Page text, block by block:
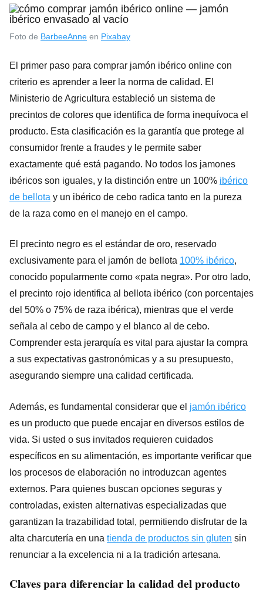
Foto de BarbeeAnne en Pixabay
El primer paso para comprar jamón ibérico online con
criterio es aprender a leer la norma de calidad. El
Ministerio de Agricultura estableció un sistema de
precintos de colores que identifica de forma inequívoca el
producto. Esta clasificación es la garantía que protege al
consumidor frente a fraudes y le permite saber
exactamente qué está pagando. No todos los jamones
ibéricos son iguales, y la distinción entre un 100% ibérico
de bellota y un ibérico de cebo radica tanto en la pureza
de la raza como en el manejo en el campo.
El precinto negro es el estándar de oro, reservado
exclusivamente para el jamón de bellota 100% ibérico,
conocido popularmente como «pata negra». Por otro lado,
el precinto rojo identifica al bellota ibérico (con porcentajes
del 50% o 75% de raza ibérica), mientras que el verde
señala al cebo de campo y el blanco al de cebo.
Comprender esta jerarquía es vital para ajustar la compra
a sus expectativas gastronómicas y a su presupuesto,
asegurando siempre una calidad certificada.
Además, es fundamental considerar que el jamón ibérico
es un producto que puede encajar en diversos estilos de
vida. Si usted o sus invitados requieren cuidados
específicos en su alimentación, es importante verificar que
los procesos de elaboración no introduzcan agentes
externos. Para quienes buscan opciones seguras y
controladas, existen alternativas especializadas que
garantizan la trazabilidad total, permitiendo disfrutar de la
alta charcutería en una tienda de productos sin gluten sin
renunciar a la excelencia ni a la tradición artesana.
Claves para diferenciar la calidad del producto